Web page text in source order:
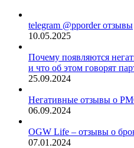
telegram @pporder отзывы
10.05.2025
Почему появляются
и что об этом говорят
25.09.2024
Негативные отзывы о
06.09.2024
OGW Life – отзывы о
07.01.2024